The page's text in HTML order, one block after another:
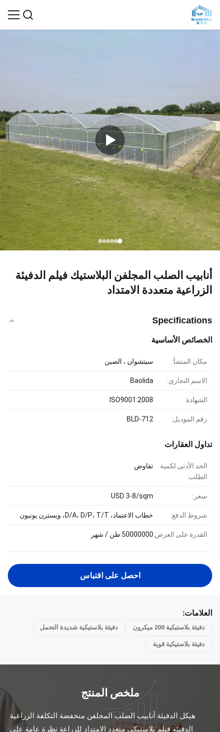
أنابيب الصلب المجلفن البلاستيك فيلم الدفيئة
الزراعية متعددة الامتداد
Specifications
الخصائص الأساسية
مكان المنشأ: سيتشوان ، الصين
الاسم التجاري: Baolida
الشهادة: ISO9001:2008
رقم الموديل: BLD-712
تداول العقارات
الحد الأدنى لكمية
الطلب:
تفاوض
سعر: USD 3-8/sqm
شروط الدفع: خطاب الاعتماد، D/A، D/P، T/T، ويسترن يونيون
القدرة على العرض:50000000 طن / شهر
احصل على اقتباس
العلامات:
دفيئة بلاستيكية 200 ميكرون دفيئة بلاستيكية شديدة التحمل
دفيئة بلاستيكية قوية
ملخص المنتج